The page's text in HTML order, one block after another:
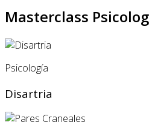
Masterclass
Psicología
Disartria